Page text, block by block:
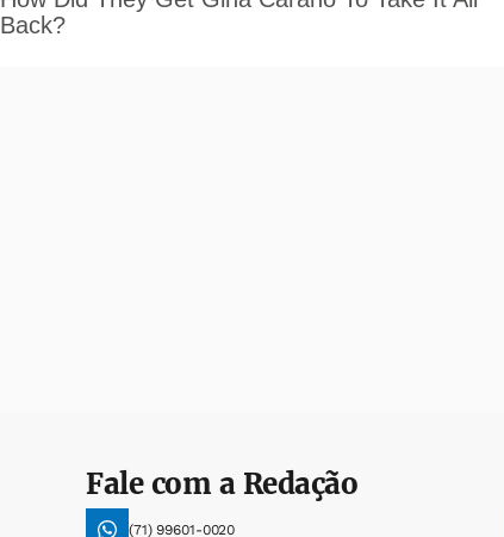
Fale com a Redação
(71) 99601-0020